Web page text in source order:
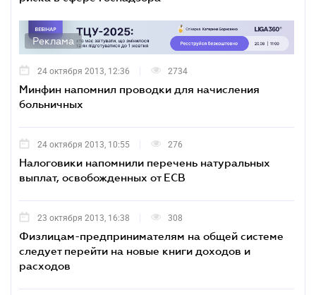
Реклама
24 октября 2013, 12:36 2734
Минфин напомнил проводки для начисления
больничных
24 октября 2013, 10:55 276
Налоговики напомнили перечень натуральных
выплат, освобожденных от ЕСВ
23 октября 2013, 16:38 308
Физлицам-предпринимателям на общей системе
следует перейти на новые книги доходов и
расходов